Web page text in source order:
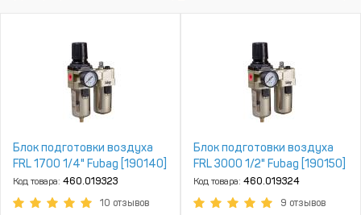
Блок подготовки воздуха
FRL 1700 1/4" Fubag [190140]
Код товара: 460.019323
10 отзывов
Блок подготовки воздуха
FRL 3000 1/2" Fubag [190150]
Код товара: 460.019324
9 отзывов